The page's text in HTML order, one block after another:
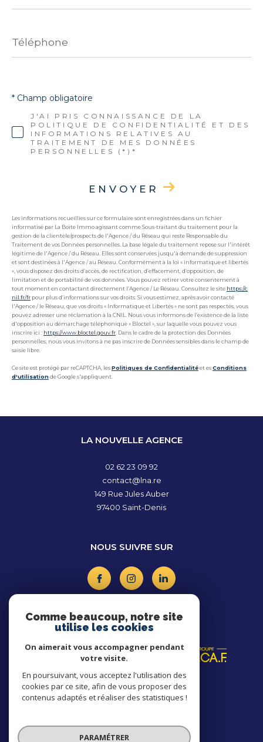
J'AI PRIS CONNAISSANCE DE LA
POLITIQUE DE CONFIDENTIALITÉ ET DES
INFORMATIONS RELATIVES AU
TRAITEMENT DE MES DONNÉES
PERSONNELLES (*)*
* Champ obligatoire
ENVOYER
Les informations recueillies sur ce formulaire sont enregistrées dans un fichier
informatisé par La Boite Immo agissant comme Sous-traitant du traitement pour la
gestion de la clientèle/prospects de l'Agence / du Réseau qui reste Responsable du
Traitement de vos Données personnelles. La base légale du traitement repose sur l'intérêt
légitime de l'Agence / du Réseau. Elles sont conservées jusqu'à demande de suppression
et sont destinées à l'Agence / au Réseau. Conformément à la loi « informatique et libertés
», vous disposez des droits d’accès, de rectification, d’effacement, d’opposition, de
limitation et de portabilité de vos données. Vous pouvez retirer votre consentement à
tout moment en contactant directement l’Agence / Le Réseau. Consultez le site https://c
nil.fr/fr pour plus d’informations sur vos droits. Si vous estimez, après avoir contacté
l'Agence / le Réseau, que vos droits « Informatique et Libertés » ne sont pas respectés, vous
pouvez adresser une réclamation à la CNIL. Nous vous informons de l’existence de la liste
d'opposition au démarchage téléphonique « Bloctel », sur laquelle vous pouvez vous
inscrire ici : https://www.bloctel.gouv.fr . Dans le cadre de la protection des Données
personnelles, nous vous invitons à ne pas inscrire de Données sensibles dans le champ de
saisie libre.
Ce site est protégé par reCAPTCHA, lesPolitiques de Confidentialitéet esConditions
d'utilisationde Google s'appliquent.
LA NOUVELLE AGENCE
02 62 23 09 92
contact@lna.re
149 Rue Jules Auber
97400
Saint-Denis
NOUS SUIVRE SUR
ADHÉRENTS
Comme beaucoup, notre site
utilise les cookies
On aimerait vous accompagner pendant
votre visite.
En poursuivant, vous acceptez l'utilisation des
cookies par ce site, afin de vous proposer des
contenus adaptés et réaliser des statistiques !
PARAMÉTRER